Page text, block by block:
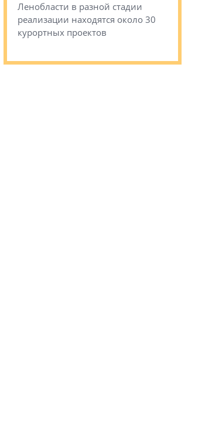
Ленобласти в разной стадии
реализации находятся около 30
курортных проектов